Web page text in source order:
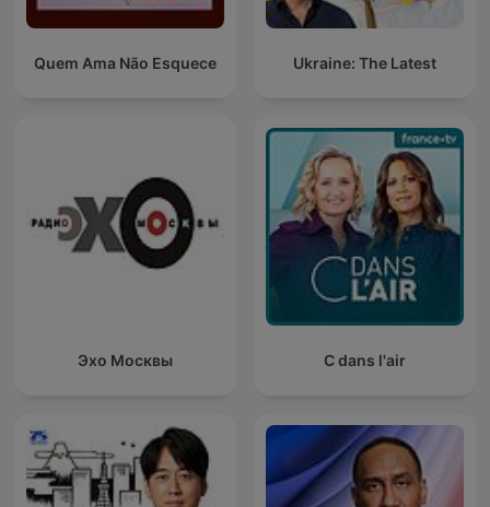
Quem Ama Não Esquece Ukraine: The Latest
Эхо Москвы C dans l'air